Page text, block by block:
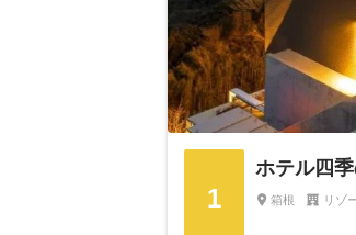
1
ホテル四
箱根 リゾ